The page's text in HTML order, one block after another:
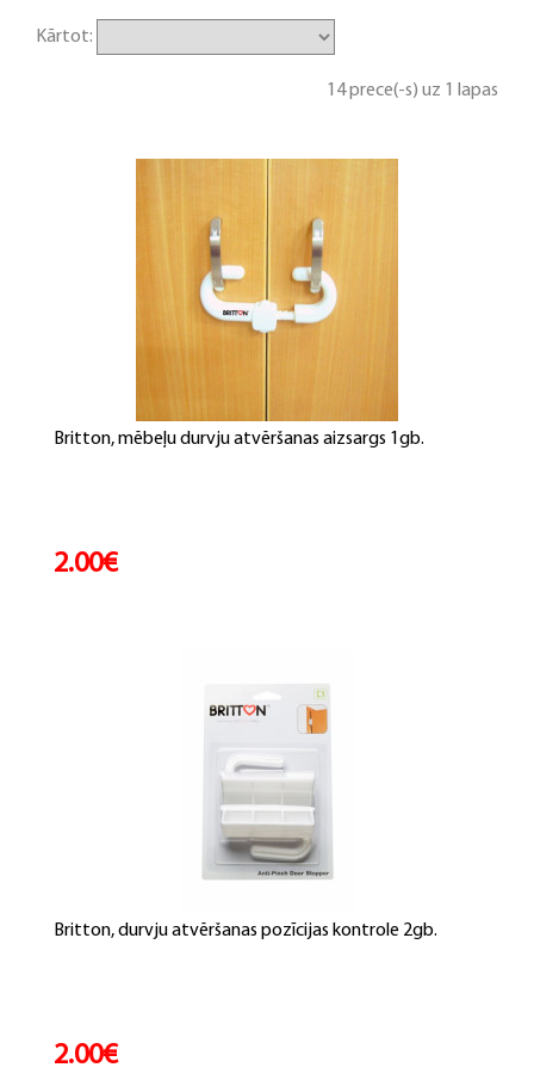
Kārtot:
14 prece(-s) uz 1 lapas
Britton, mēbeļu durvju atvēršanas aizsargs 1gb.
2.00€
Britton, durvju atvēršanas pozīcijas kontrole 2gb.
2.00€